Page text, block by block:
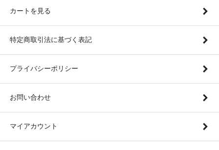
カートを見る
特定商取引法に基づく表記
プライバシーポリシー
お問い合わせ
マイアカウント